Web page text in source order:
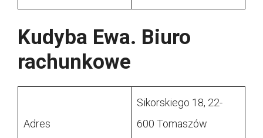
Kudyba Ewa. Biuro
rachunkowe
Adres
Sikorskiego 18, 22-
600 Tomaszów